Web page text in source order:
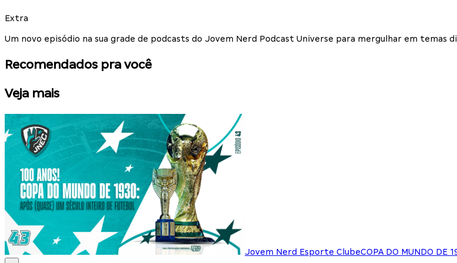
Extra
Um novo episódio na sua grade de podcasts do Jovem Nerd Podcast Universe para mergulhar em
Recomendados pra você
Veja mais
Jovem Nerd Esporte ClubeCOPA DO MUNDO DE